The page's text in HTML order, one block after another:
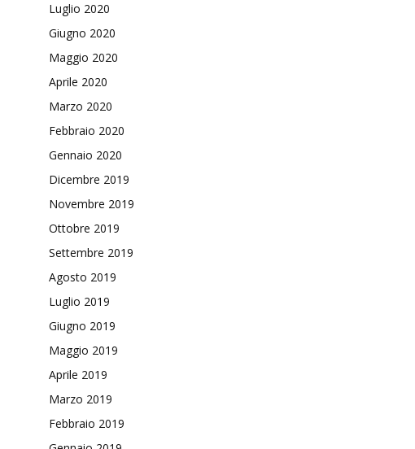
Luglio 2020
Giugno 2020
Maggio 2020
Aprile 2020
Marzo 2020
Febbraio 2020
Gennaio 2020
Dicembre 2019
Novembre 2019
Ottobre 2019
Settembre 2019
Agosto 2019
Luglio 2019
Giugno 2019
Maggio 2019
Aprile 2019
Marzo 2019
Febbraio 2019